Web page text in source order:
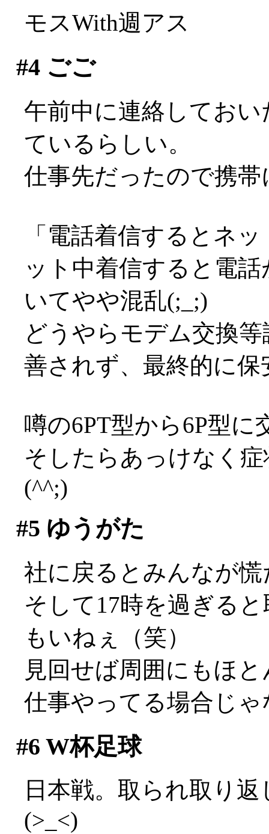
モスWith週アス
#4ごご
午前中に連絡してお
ているらしい。
仕事先だったので携
「電話着信するとネ
ット中着信すると電
いてやや混乱(;_;)
どうやらモデム交換
善されず、最終的に
噂の6PT型から6P型
そしたらあっけなく
(^^;)
#5 ゆうがた
社に戻るとみんなが
そして17時を過ぎる
もいねぇ（笑）
見回せば周囲にもほ
仕事やってる場合じ
#6 W杯足球
日本戦。取られ取り
(>_<)